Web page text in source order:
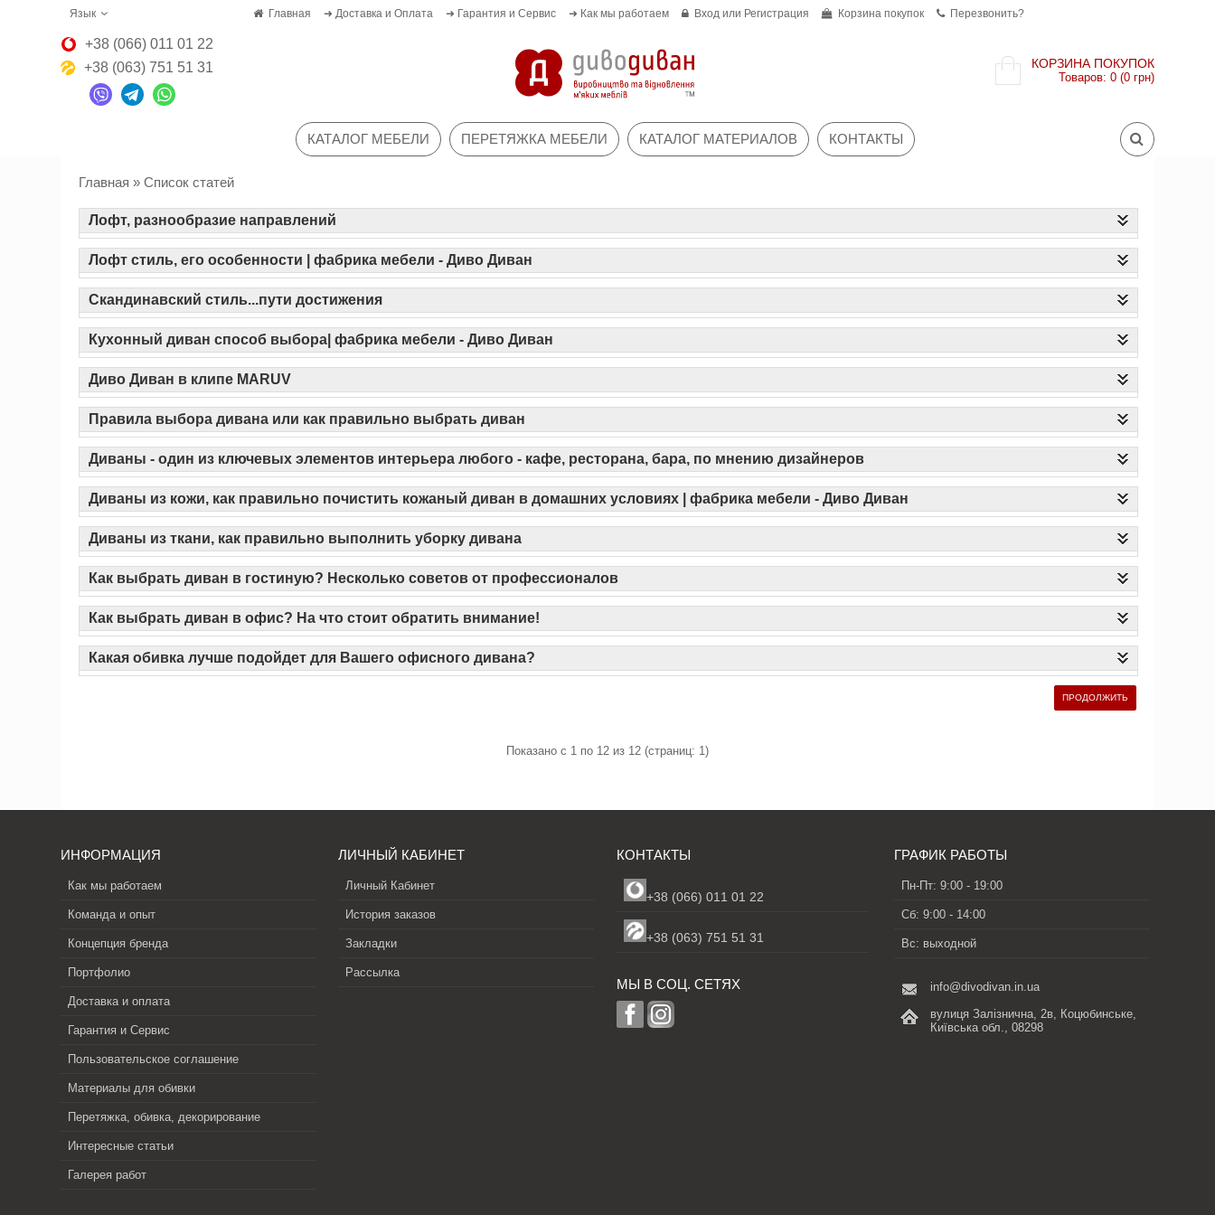
Язык Главная ➜ Доставка и Оплата ➜ Гарантия и Сервис ➜ Как мы работаем Вход или Регистрация Корзина покупок Перезвонить?
+38 (066) 011 01 22
+38 (063) 751 51 31
КОРЗИНА ПОКУПОК
Товаров: 0 (0 грн)
КАТАЛОГ МЕБЕЛИ ПЕРЕТЯЖКА МЕБЕЛИ КАТАЛОГ МАТЕРИАЛОВ КОНТАКТЫ
Главная » Список статей
Лофт, разнообразие направлений
Лофт стиль, его особенности | фабрика мебели - Диво Диван
Скандинавский стиль...пути достижения
Кухонный диван способ выбора| фабрика мебели - Диво Диван
Диво Диван в клипе MARUV
Правила выбора дивана или как правильно выбрать диван
Диваны - один из ключевых элементов интерьера любого - кафе, ресторана, бара, по мнению дизайнеров
Диваны из кожи, как правильно почистить кожаный диван в домашних условиях | фабрика мебели - Диво Диван
Диваны из ткани, как правильно выполнить уборку дивана
Как выбрать диван в гостиную? Несколько советов от профессионалов
Как выбрать диван в офис? На что стоит обратить внимание!
Какая обивка лучше подойдет для Вашего офисного дивана?
ПРОДОЛЖИТЬ
Показано с 1 по 12 из 12 (страниц: 1)
ИНФОРМАЦИЯ
Как мы работаем
Команда и опыт
Концепция бренда
Портфолио
Доставка и оплата
Гарантия и Сервис
Пользовательское соглашение
Материалы для обивки
Перетяжка, обивка, декорирование
Интересные статьи
Галерея работ
ЛИЧНЫЙ КАБИНЕТ
Личный Кабинет
История заказов
Закладки
Рассылка
КОНТАКТЫ
+38 (066) 011 01 22
+38 (063) 751 51 31
ГРАФИК РАБОТЫ
Пн-Пт: 9:00 - 19:00
Сб: 9:00 - 14:00
Вс: выходной
МЫ В СОЦ. СЕТЯХ
info@divodivan.in.ua
вулиця Залізнична, 2в, Коцюбинське,
Київська обл., 08298